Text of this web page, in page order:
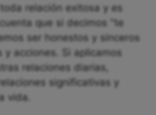
relación exitosa y es
que si decimos "te
ser honestos y sinceros
acciones. Si aplicamos
relaciones diarias,
significativas y
vida.